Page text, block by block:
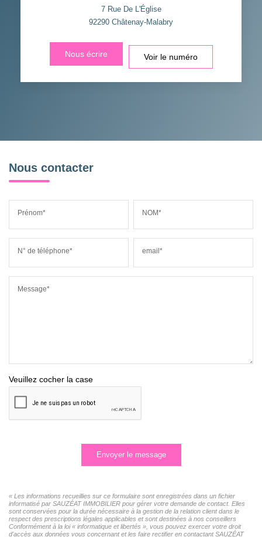
7 Rue De L'Église
92290 Châtenay-Malabry
Nous écrire Voir le numéro
Nous contacter
Prénom* NOM*
N° de téléphone* email*
Message*
Veuillez cocher la case
Envoyer le message
« Les informations recueillies sur ce formulaire sont enregistrées dans un fichier
informatisé par SAUZÉAT IMMOBILIER pour gérer votre demande de contact. Elles
sont conservées pour la durée nécessaire à la gestion de la relation client dans le
respect des prescriptions légales applicables et sont destinées à nos conseillers
Conformément à la loi « informatique et libertés », vous pouvez exercer votre droit
d'accès aux données vous concernant et les faire rectifier en contactant SAUZÉAT